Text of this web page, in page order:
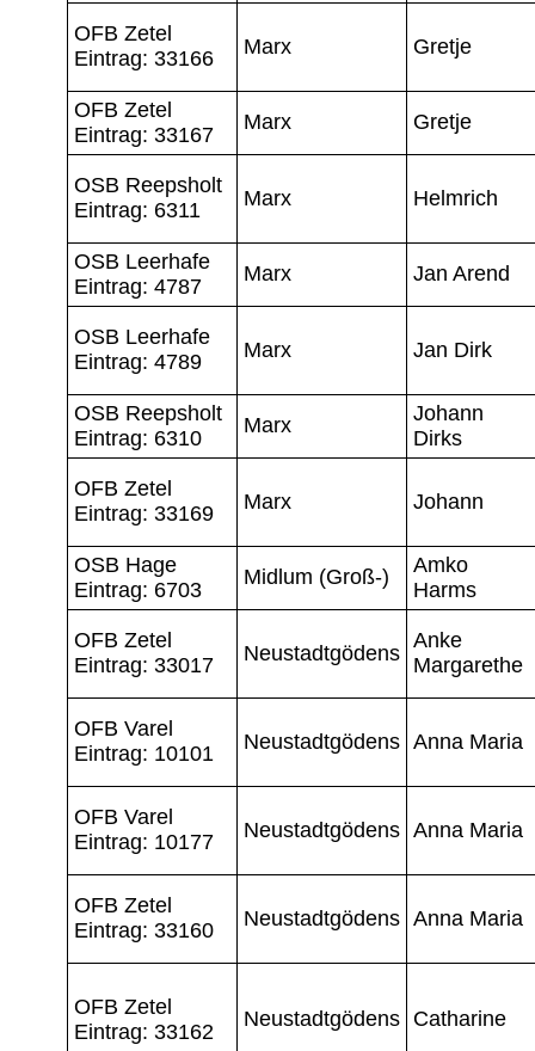
OFB Zetel
Eintrag: 33166
Marx Gretje
OFB Zetel
Eintrag: 33167
Marx Gretje
OSB Reepsholt
Eintrag: 6311
Marx Helmrich
OSB Leerhafe
Eintrag: 4787
Marx Jan Arend
OSB Leerhafe
Eintrag: 4789
Marx Jan Dirk
OSB Reepsholt
Eintrag: 6310
Marx
Johann
Dirks
OFB Zetel
Eintrag: 33169
Marx Johann
OSB Hage
Eintrag: 6703
Midlum (Groß-)
Amko
Harms
OFB Zetel
Eintrag: 33017
Neustadtgödens
Anke
Margarethe
OFB Varel
Eintrag: 10101
Neustadtgödens Anna Maria
OFB Varel
Eintrag: 10177
Neustadtgödens Anna Maria
OFB Zetel
Eintrag: 33160
Neustadtgödens Anna Maria
OFB Zetel
Eintrag: 33162
Neustadtgödens Catharine